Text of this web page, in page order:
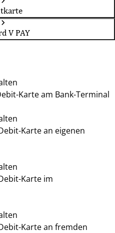
V PAY
Karte am Bank-Terminal
Karte an eigenen
Karte im
Karte an fremden